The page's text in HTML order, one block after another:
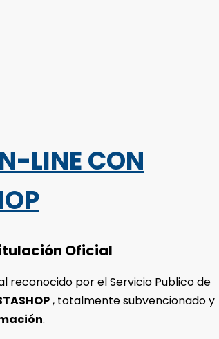
LINE CON
Oficial
reconocido por el Servicio Publico de
, totalmente subvencionado y
.